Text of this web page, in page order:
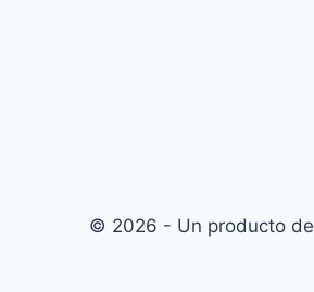
© 2026 - Un producto de